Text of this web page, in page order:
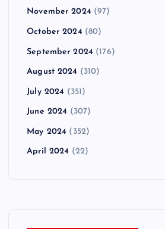
November 2024 (97)
October 2024 (80)
September 2024 (176)
August 2024 (310)
July 2024 (351)
June 2024 (307)
May 2024 (352)
April 2024 (22)